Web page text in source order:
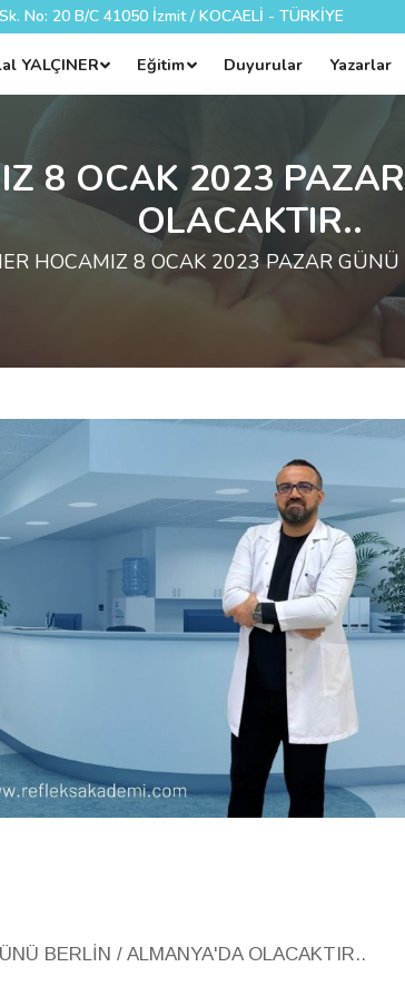
No: 20 B/C 41050 İzmit / KOCAELİ - TÜRKİYE
YALÇINER Eğitim Duyurular Yazarlar
8 OCAK 2023
OLACAKTIR..
HOCAMIZ 8 OCAK 2023 PAZAR
BERLİN / ALMANYA'DA OLACAKTIR..